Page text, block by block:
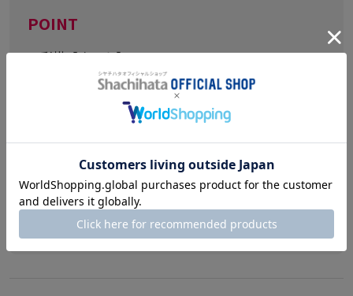
POINT
▼彩樺【さいか】
寒冷地の間伐材を特殊加工して作られたエコ印材で
グリーン購入法も適合しています。
美しく風格のあるシヤチハタオリジナルフォント(印
相体を除く)となっております。